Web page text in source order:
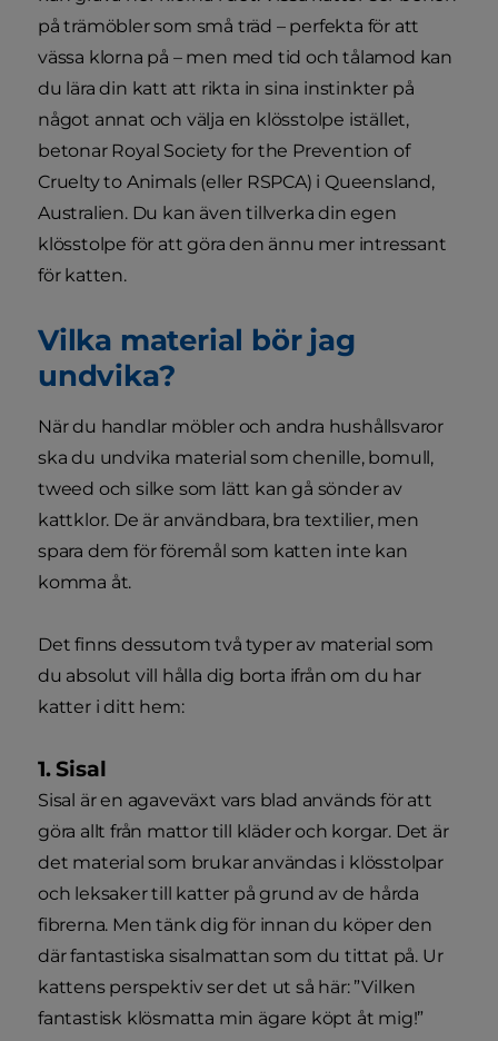
på trämöbler som små träd – perfekta för att
vässa klorna på – men med tid och tålamod kan
du lära din katt att rikta in sina instinkter på
något annat och välja en klösstolpe istället,
betonar Royal Society for the Prevention of
Cruelty to Animals (eller RSPCA) i Queensland,
Australien. Du kan även tillverka din egen
klösstolpe för att göra den ännu mer intressant
för katten.
Vilka material bör jag
undvika?
När du handlar möbler och andra hushållsvaror
ska du undvika material som chenille, bomull,
tweed och silke som lätt kan gå sönder av
kattklor. De är användbara, bra textilier, men
spara dem för föremål som katten inte kan
komma åt.
Det finns dessutom två typer av material som
du absolut vill hålla dig borta ifrån om du har
katter i ditt hem:
1. Sisal
Sisal är en agaveväxt vars blad används för att
göra allt från mattor till kläder och korgar. Det är
det material som brukar användas i klösstolpar
och leksaker till katter på grund av de hårda
fibrerna. Men tänk dig för innan du köper den
där fantastiska sisalmattan som du tittat på. Ur
kattens perspektiv ser det ut så här: ”Vilken
fantastisk klösmatta min ägare köpt åt mig!”